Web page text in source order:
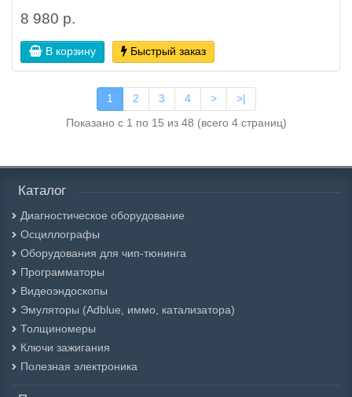
8 980 р.
В корзину Быстрый заказ
1 2 3 4 >
>|
Показано с 1 по 15 из 48 (всего 4 страниц)
Каталог
Диагностическое оборудование
Осциллографы
Оборудования для чип-тюнинга
Программаторы
Видеоэндоскопы
Эмуляторы (Adblue, иммо, катализатора)
Толщиномеры
Ключи зажигания
Полезная электроника